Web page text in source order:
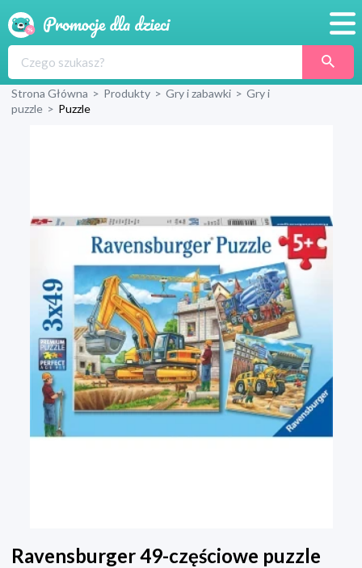
Produkty
Wyprawka
Strona Główna > Produkty > Gry i zabawki > Gry i
puzzle > Puzzle
Ravensburger 49-częściowe puzzle